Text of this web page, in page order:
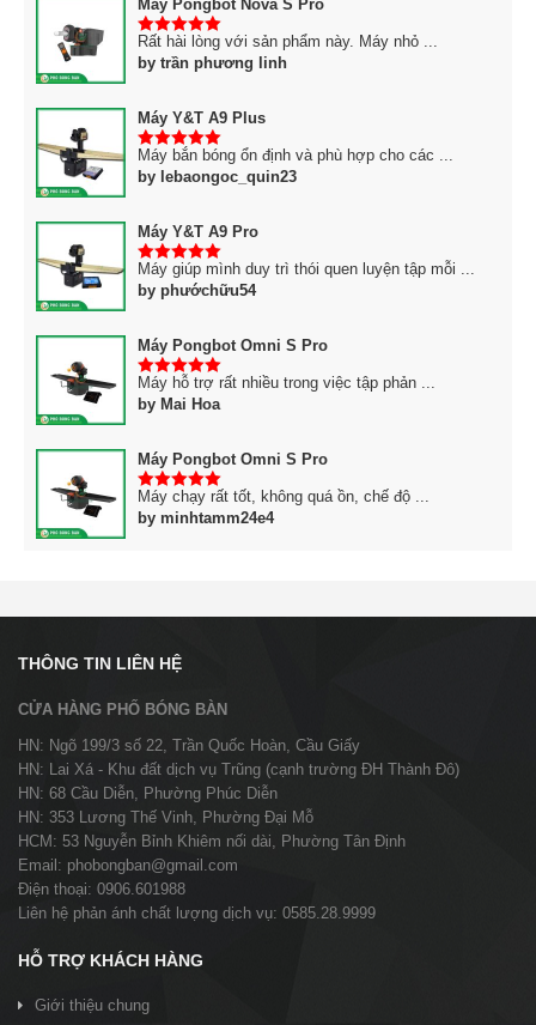
Máy Pongbot Nova S Pro
5trên 5
Rất hài lòng với sản phẩm này. Máy nhỏ ...
by trần phương linh
Máy Y&T A9 Plus
5trên 5
Máy bắn bóng ổn định và phù hợp cho các ...
by lebaongoc_quin23
Máy Y&T A9 Pro
5trên 5
Máy giúp mình duy trì thói quen luyện tập mỗi ...
by phướchữu54
Máy Pongbot Omni S Pro
5trên 5
Máy hỗ trợ rất nhiều trong việc tập phản ...
by Mai Hoa
Máy Pongbot Omni S Pro
5trên 5
Máy chạy rất tốt, không quá ồn, chế độ ...
by minhtamm24e4
THÔNG TIN LIÊN HỆ
CỬA HÀNG PHỐ BÓNG BÀN
HN: Ngõ 199/3 số 22, Trần Quốc Hoàn, Cầu Giấy
HN: Lai Xá - Khu đất dịch vụ Trũng (cạnh trường ĐH Thành Đô)
HN: 68 Cầu Diễn, Phường Phúc Diễn
HN: 353 Lương Thế Vinh, Phường Đại Mỗ
HCM: 53 Nguyễn Bỉnh Khiêm nối dài, Phường Tân Định
Email: phobongban@gmail.com
Điện thoại: 0906.601988
Liên hệ phản ánh chất lượng dịch vụ: 0585.28.9999
HỖ TRỢ KHÁCH HÀNG
Giới thiệu chung